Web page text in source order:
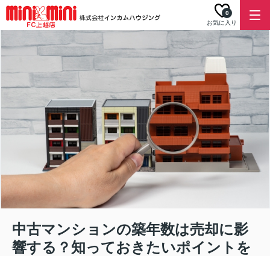
お気に入り
0
中古マンションの築年数は売却に影
響する？知っておきたいポイントを